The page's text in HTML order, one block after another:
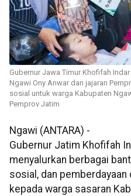
Gubernur Jawa Timur Khofifah
Ngawi Ony Anwar dan jajaran
sosial untuk warga Kabupaten
Pemprov Jatim
Ngawi (ANTARA) -
Gubernur Jatim Khofifah
menyalurkan berbagai
sosial, dan pemberdayaan
kepada warga sasaran